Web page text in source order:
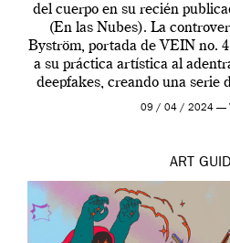
del cuerpo en su recién
(En las Nubes). La
Byström, portada de VEIN no.
a su práctica artística al
deepfakes, creando una serie
por […]
09 / 04 / 2024 —
ART